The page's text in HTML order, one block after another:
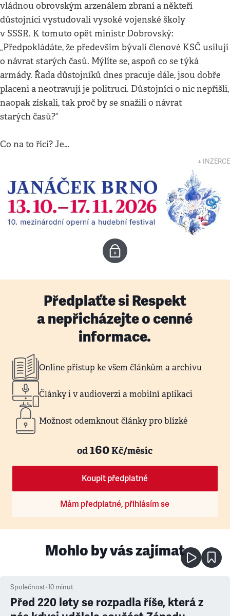
vládnou obrovským arzenálem zbraní a někteří
důstojníci vystudovali vysoké vojenské školy
v SSSR. K tomuto opět ministr Dobrovský:
„Předpokládáte, že především bývalí členové KSČ usilují
o návrat starých časů. Mýlíte se, aspoň co se týká
armády. Řada důstojníků dnes pracuje dále, jsou dobře
placeni a neotravují je politruci. Důstojníci o nic nepřišli,
naopak získali, tak proč by se snažili o návrat
starých časů?“
Co na to říci? Je…
↓ INZERCE
Předplaťte si Respekt
a nepřicházejte o cenné
informace.
Online přístup ke všem článkům a archivu
Články i v audioverzi a mobilní aplikaci
Možnost odemknout články pro blízké
od160Kč/měsíc
Koupit předplatné
Mám předplatné, přihlásím se
Mohlo by vás zajímat
Společnost•10 minut
Před 220 lety se rozpadla říše, která z